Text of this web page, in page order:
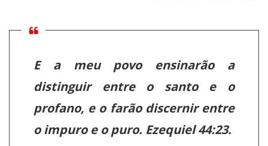
E a meu povo ensinarão a
distinguir entre o santo e o
profano, e o farão discernir entre
o impuro e o puro. Ezequiel 44:23.